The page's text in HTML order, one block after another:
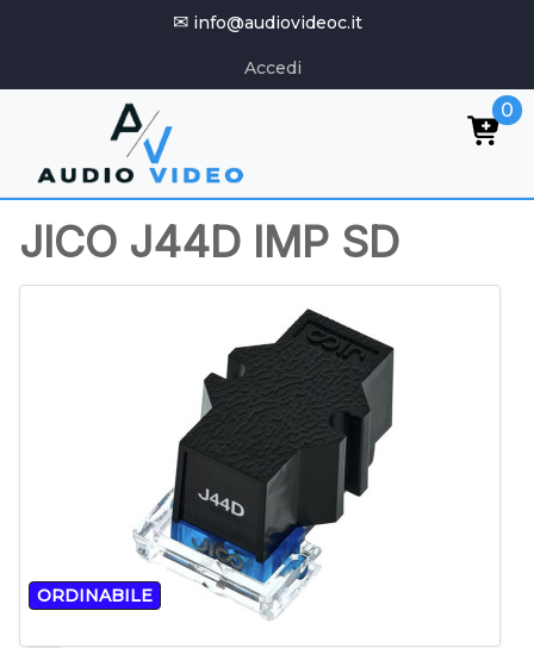
✉ info@audiovideoc.it
Accedi
0
JICO J44D IMP SD
ORDINABILE